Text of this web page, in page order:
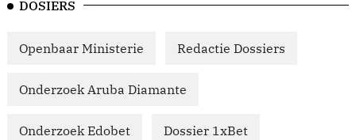
DOSIERS
Openbaar Ministerie Redactie Dossiers
Onderzoek Aruba Diamante
Onderzoek Edobet Dossier 1xBet